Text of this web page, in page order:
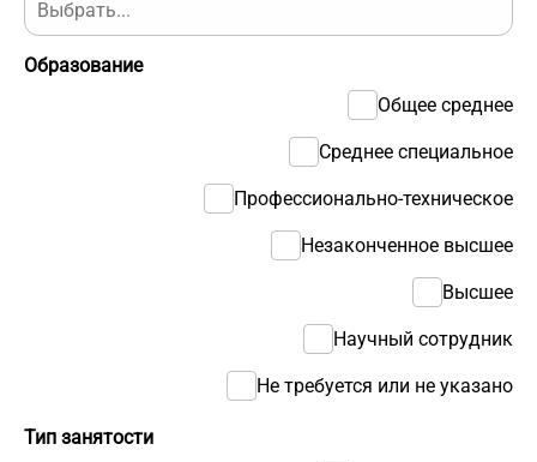
Тип занятости
Образование
Общее среднее
Среднее специальное
Профессионально-техническое
Незаконченное высшее
Высшее
Научный сотрудник
Не требуется или не указано